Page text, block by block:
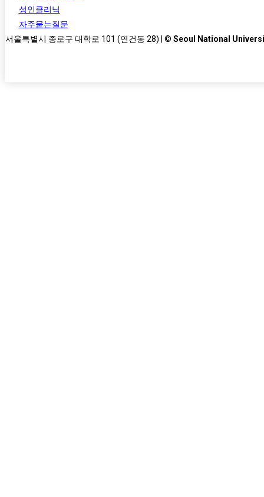
성인클리닉
자주묻는질문
서울특별시 종로구 대학로 101 (연건동 28) | © Seoul National